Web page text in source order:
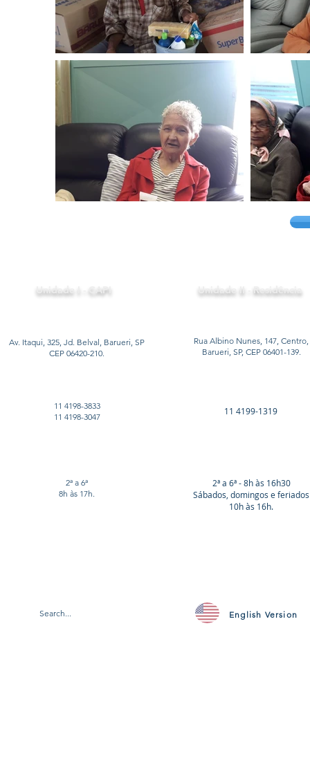
English Version
Unidade I - CAPI
Av. Itaqui, 325, Jd. Belval, Barueri, SP
CEP 06420-210.
11 4198-3833
11 4198-3047
2ª a 6ª
8h às 17h.
Unidade II - Residência
Rua Albino Nunes, 147, Centro,
Barueri, SP, CEP 06401-139.
11 4199-1319
2ª a 6ª - 8h às 16h30
Sábados, domingos e feriados
10h às 16h.